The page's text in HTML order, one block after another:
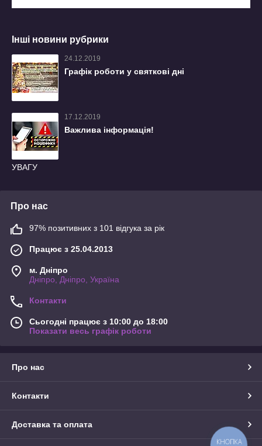
Інші новини рубрики
24.12.2019
Графік роботи у святкові дні
17.12.2019
Важлива інформація!
УВАГУ
Про нас
97% позитивних з 101 відгука за рік
Працює з 25.04.2013
м. Дніпро
Дніпро, Дніпро, Україна
Контакти
Сьогодні працює з 10:00 до 18:00
Показати весь графік роботи
Про нас
Контакти
Доставка та оплата
КНОПКА